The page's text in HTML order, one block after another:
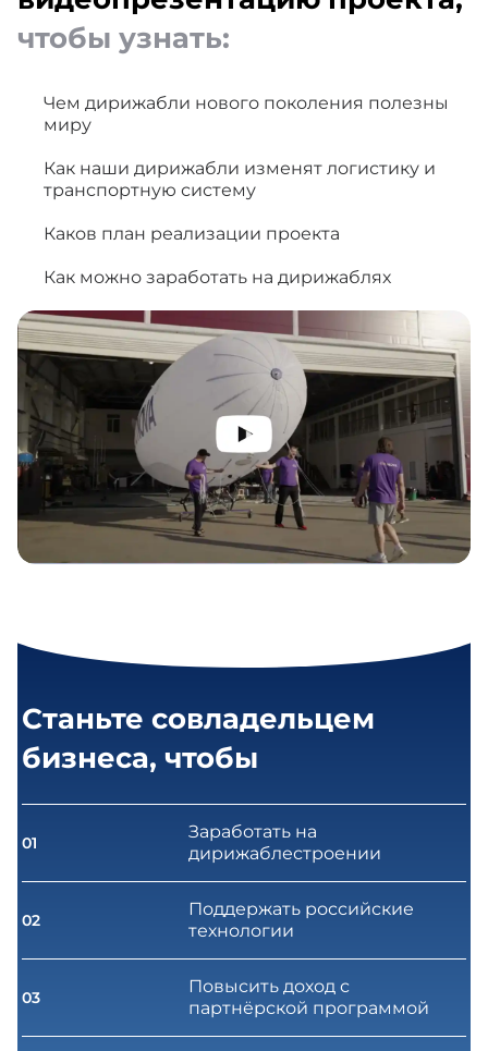
чтобы узнать:
Чем дирижабли нового поколения полезны
миру
Как наши дирижабли изменят логистику и
транспортную систему
Каков план реализации проекта
Как можно заработать на дирижаблях
Станьте совладельцем
бизнеса, чтобы
01
Заработать на
дирижаблестроении
02
Поддержать российские
технологии
03
Повысить доход с
партнёрской программой